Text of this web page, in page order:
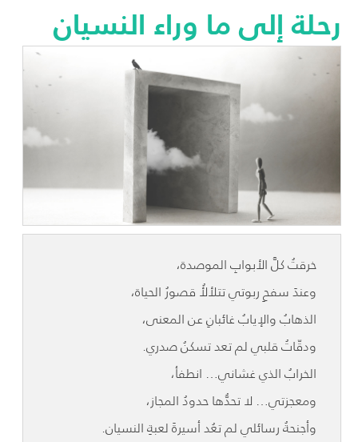
رحلة إلى ما وراء النسيان
خرقتُ كلَّ الأبوابِ الموصدة،
وعندَ سفحِ ربوتي تتلألأُ قصورُ الحياة،
الذهابُ والإيابُ غائبانِ عن المعنى،
ودقّاتُ قلبي لم تعد تسكنُ صدري.
الخرابُ الذي غشاني… انطفأ،
ومعجزتي… لا تحدُّها حدودُ المجاز،
وأجنحةُ رسائلي لم تعُد أسيرةَ لعبةِ النسيان.